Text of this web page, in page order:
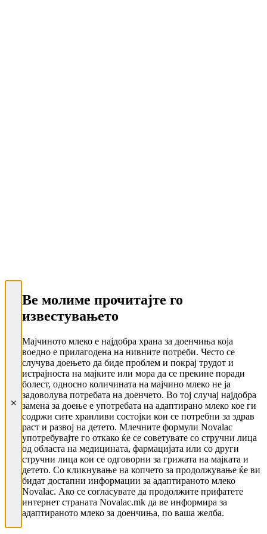
Ве молиме прочитајте го
известувањето
Мајчиното млеко е најдобра храна за доенчиња која
воедно е прилагодена на нивните потреби. Често се
случува доењето да биде проблем и покрај трудот и
истрајноста на мајките или мора да се прекине поради
болест, односно количината на мајчино млеко не ја
задоволува потребата на доенчето. Во тој случај најдобра
замена за доење е употребата на адаптирано млеко кое ги
содржи сите хранливи состојки кои се потребни за здрав
раст и развој на детето. Млечните формули Novalac
употребувајте го откако ќе се советувате со стручни лица
од областа на медицината, фармацијата или со други
стручни лица кои се одговорни за грижата на мајката и
детето. Со кликнување на копчето за продолжување ќе ви
бидат достапни информации за адаптираното млеко
Novalac. Ако се согласувате да продолжите прифатете
интернет страната Novalac.mk да ве информира за
адаптираното млеко за доенчиња, по ваша желба.